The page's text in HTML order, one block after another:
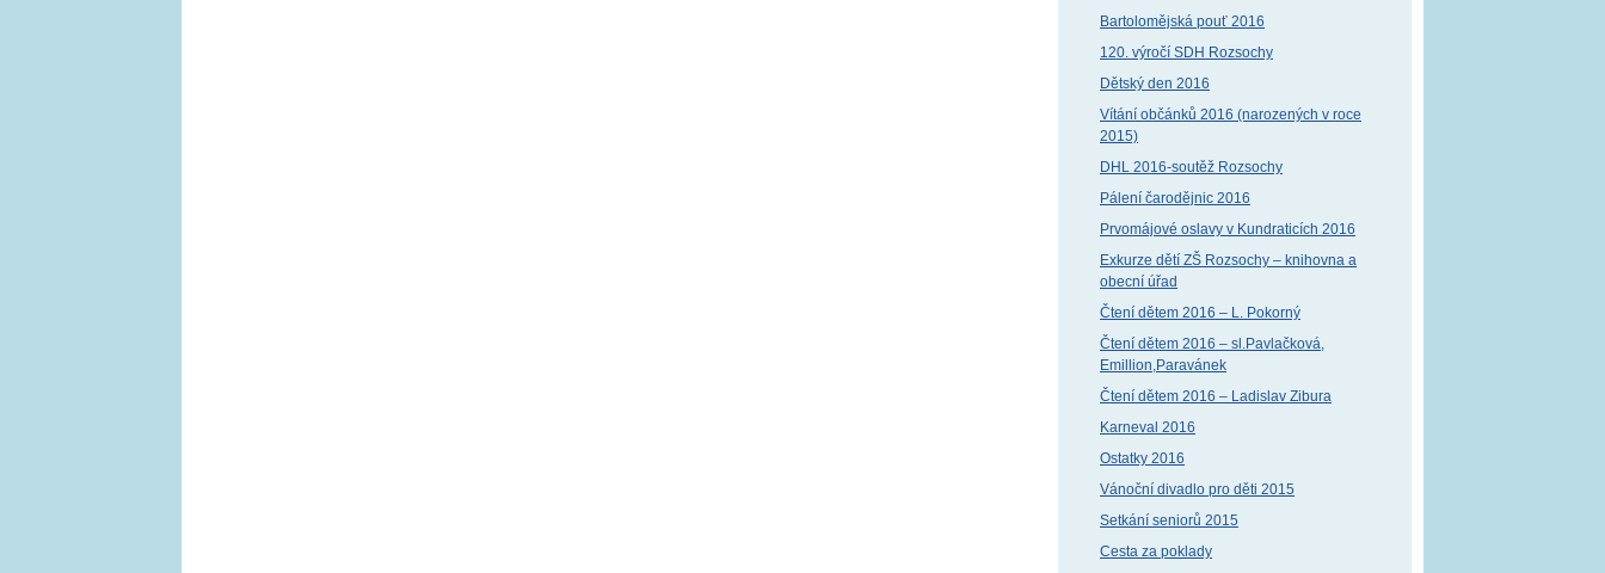
Bartolomějská pouť 2016
120. výročí SDH Rozsochy
Dětský den 2016
Vítání občánků 2016 (narozených v roce
2015)
DHL 2016-soutěž Rozsochy
Pálení čarodějnic 2016
Prvomájové oslavy v Kundraticích 2016
Exkurze dětí ZŠ Rozsochy – knihovna a
obecní úřad
Čtení dětem 2016 – L. Pokorný
Čtení dětem 2016 – sl.Pavlačková,
Emillion,Paravánek
Čtení dětem 2016 – Ladislav Zibura
Karneval 2016
Ostatky 2016
Vánoční divadlo pro děti 2015
Setkání seniorů 2015
Cesta za poklady